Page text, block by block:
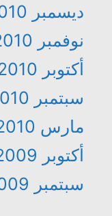
ديسمبر 2010
نوفمبر 2010
أكتوبر 2010
سبتمبر 2010
مارس 2010
أكتوبر 2009
سبتمبر 2009